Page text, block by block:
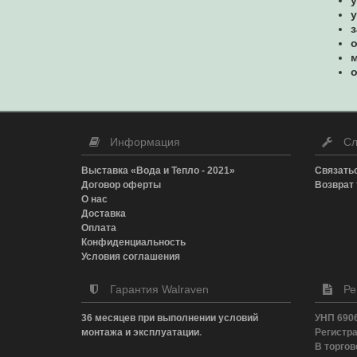
ИНСТРУМЕНТОВ
NOVOPRESS
Информация
Выставка «Вода и Тепло - 2021»
Договор оферты
О нас
Доставка
Оплата
Конфиденциальность
Условия соглашения
Возврат
Гарантия Walraven
36 месяцев при выполнении условий
монтажа и эксплуатации.
УНП
В